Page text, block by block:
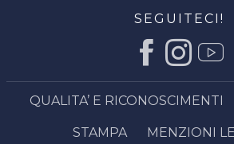
SEGUITECI!
QUALITA’ E RICONOSCIMENTI
STAMPA MENZIONI